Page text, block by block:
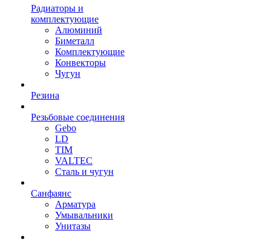
Радиаторы и
комплектующие
Алюминий
Биметалл
Комплектующие
Конвекторы
Чугун
Резина
Резьбовые соединения
Gebo
LD
TIM
VALTEC
Сталь и чугун
Санфаянс
Арматура
Умывальники
Унитазы